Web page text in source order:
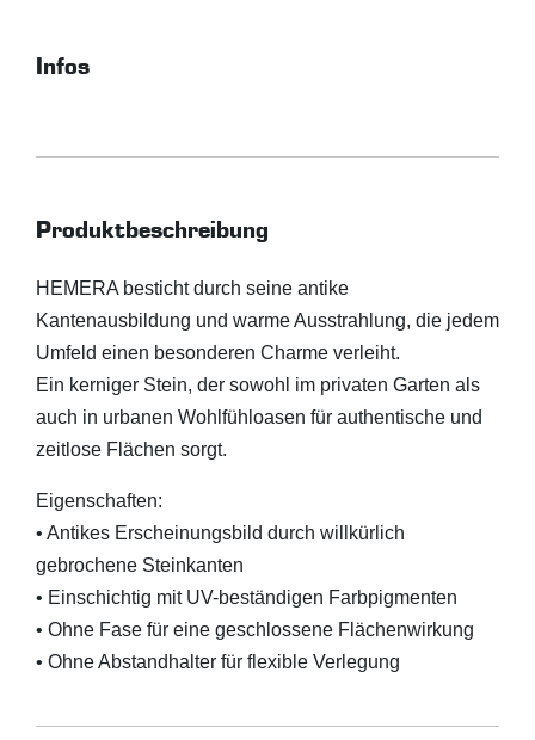
Infos
Produktbeschreibung
HEMERA besticht durch seine antike
Kantenausbildung und warme Ausstrahlung, die jedem
Umfeld einen besonderen Charme verleiht.
Ein kerniger Stein, der sowohl im privaten Garten als
auch in urbanen Wohlfühloasen für authentische und
zeitlose Flächen sorgt.
Eigenschaften:
• Antikes Erscheinungsbild durch willkürlich
gebrochene Steinkanten
• Einschichtig mit UV-beständigen Farbpigmenten
• Ohne Fase für eine geschlossene Flächenwirkung
• Ohne Abstandhalter für flexible Verlegung